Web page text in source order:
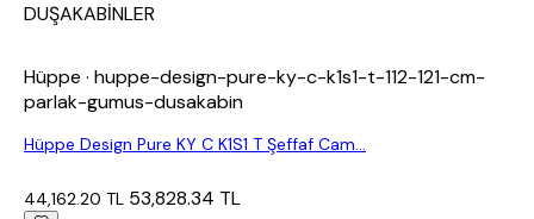
DUŞAKABİNLER
Hüppe · huppe-design-pure-ky-c-k1s1-t-112-121-cm-
parlak-gumus-dusakabin
Hüppe Design Pure KY C K1S1 T Şeffaf Cam...
44,162.20 TL 53,828.34 TL